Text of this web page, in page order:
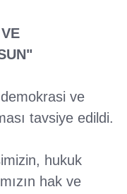
ve
tavsiye edildi.
hukuk
hak ve